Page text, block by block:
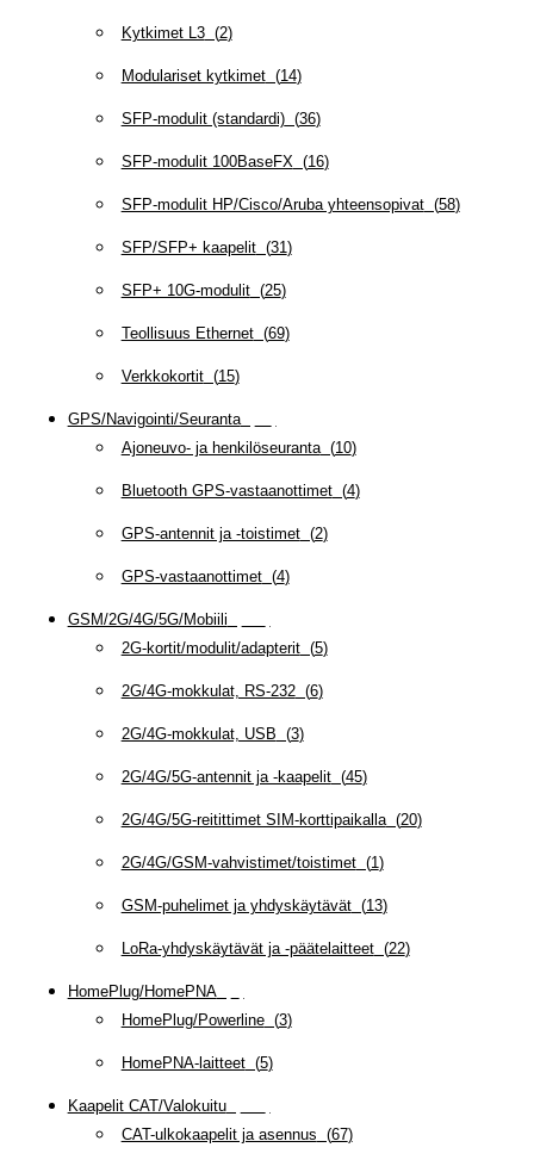
Kytkimet L3(2)
Modulariset kytkimet(14)
SFP-modulit (standardi)(36)
SFP-modulit 100BaseFX (16)
SFP-modulit HP/Cisco/Aruba yhteensopivat(58)
SFP/SFP+ kaapelit(31 )
SFP+ 10G-modulit(25)
Teollisuus Ethernet(69)
Verkkokortit(15)
GPS/Navigointi/Seuranta(
Ajoneuvo- ja henkilöseuranta(10)
Bluetooth GPS-vastaanottimet(4)
GPS-antennit ja -toistimet(2)
GPS-vastaanottimet(4)
GSM/2G/4G/5G/Mobiili
2G-kortit/modulit/adapterit(5)
2G/4G-mokkulat, RS-232(6)
2G/4G-mokkulat, USB (3)
2G/4G/5G-antennit ja -kaapelit(45)
2G/4G/5G-reitittimet SIM-korttipaikalla(20)
2G/4G/GSM-vahvistimet/toistimet(1 )
GSM-puhelimet ja yhdyskäytävät(13)
LoRa-yhdyskäytävät ja -päätelaitteet(22)
HomePlug/HomePNA(
HomePlug/Powerline(3)
HomePNA-laitteet(5)
Kaapelit CAT/Valokuitu(
CAT-ulkokaapelit ja asennus (67)